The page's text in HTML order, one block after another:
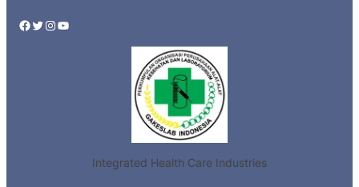
Facebook Twitter Instagram YouTube
Integrated Health Care Industries